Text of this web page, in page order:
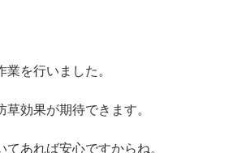
を行いました。
効果が期待できます。
あれば安心ですからね。